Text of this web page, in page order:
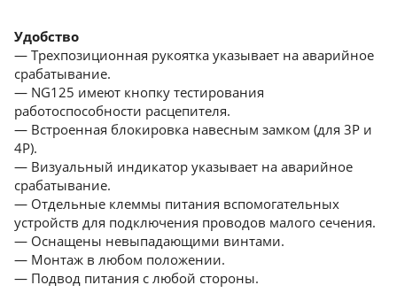
Удобство
— Трехпозиционная рукоятка указывает на аварийное
срабатывание.
— NG125 имеют кнопку тестирования
работоспособности расцепителя.
— Встроенная блокировка навесным замком (для 3Р и
4Р).
— Визуальный индикатор указывает на аварийное
срабатывание.
— Отдельные клеммы питания вспомогательных
устройств для подключения проводов малого сечения.
— Оснащены невыпадающими винтами.
— Монтаж в любом положении.
— Подвод питания с любой стороны.